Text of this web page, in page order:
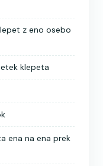
z eno osebo
klepeta
ena na ena prek